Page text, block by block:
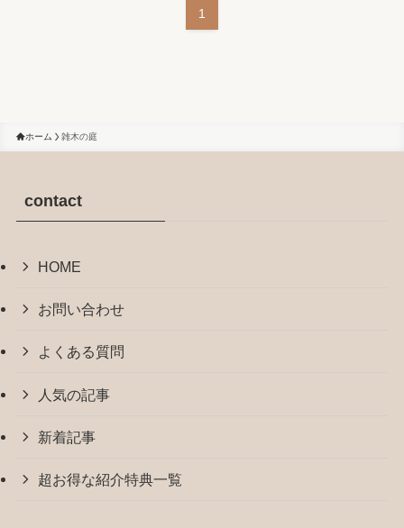
1
ホーム 雑木の庭
contact
HOME
お問い合わせ
よくある質問
人気の記事
新着記事
超お得な紹介特典一覧